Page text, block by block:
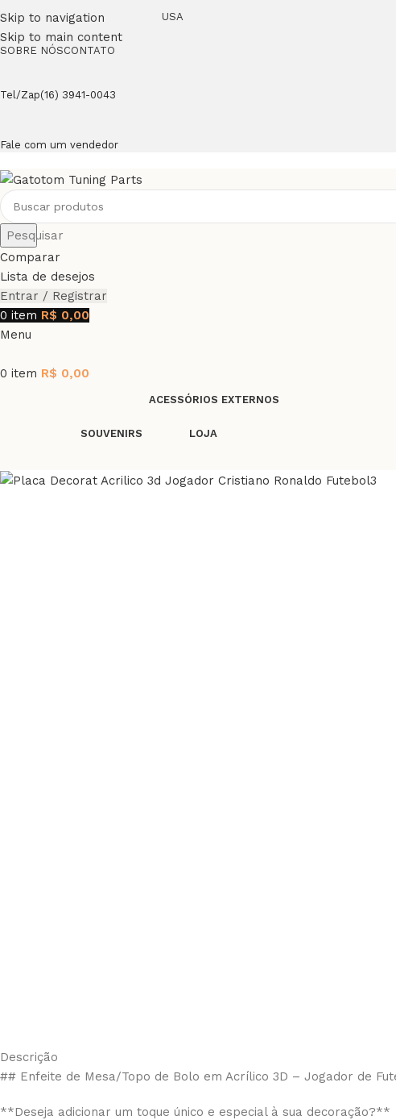
Skip to navigation
Skip to main content
USA
SOBRE NÓSCONTATO
Tel/Zap(16) 3941-0043
Fale com um vendedor
Pesquisar
Comparar
Lista de desejos
Entrar / Registrar
0 item R$ 0,00
Menu
0 item R$ 0,00
ACESSÓRIOS EXTERNOS
SOUVENIRS LOJA
Descrição
## Enfeite de Mesa/Topo de Bolo em Acrílico 3D – Jogador de
**Deseja adicionar um toque único e especial à sua decoração?**